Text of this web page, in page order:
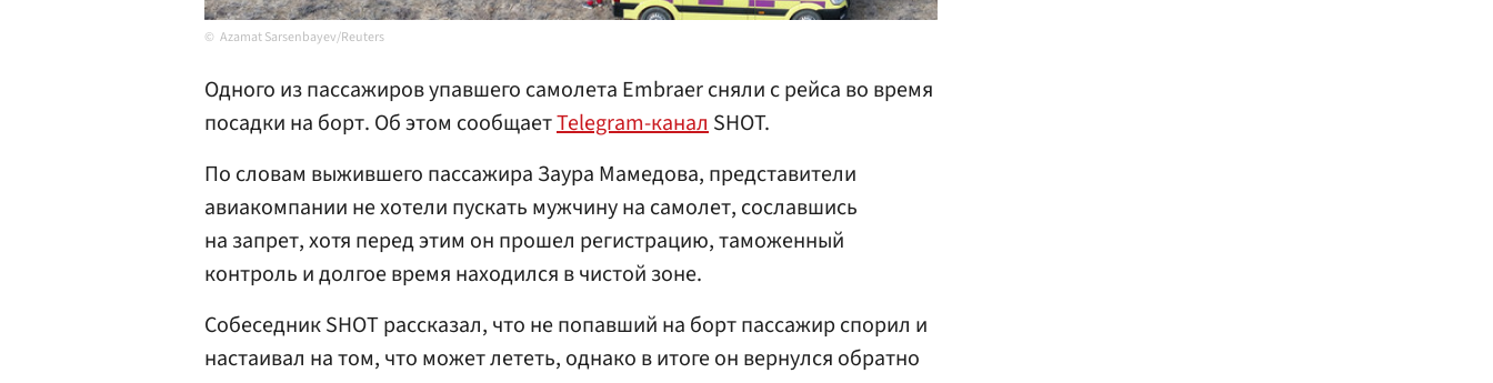
Azamat Sarsenbayev/Reuters
Одного из пассажиров упавшего самолета Embraer сняли с рейса во время
посадки на борт. Об этом сообщаетTelegram-каналSHOT.
По словам выжившего пассажира Заура Мамедова, представители
авиакомпании не хотели пускать мужчину на самолет, сославшись
на запрет, хотя перед этим он прошел регистрацию, таможенный
контроль и долгое время находился в чистой зоне.
Собеседник SHOT рассказал, что не попавший на борт пассажир спорил и
настаивал на том, что может лететь, однако в итоге он вернулся обратно